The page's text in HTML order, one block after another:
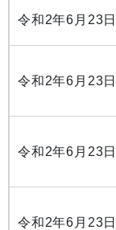
令和2年6月23日
令和2年6月23日
令和2年6月23日
令和2年6月23日